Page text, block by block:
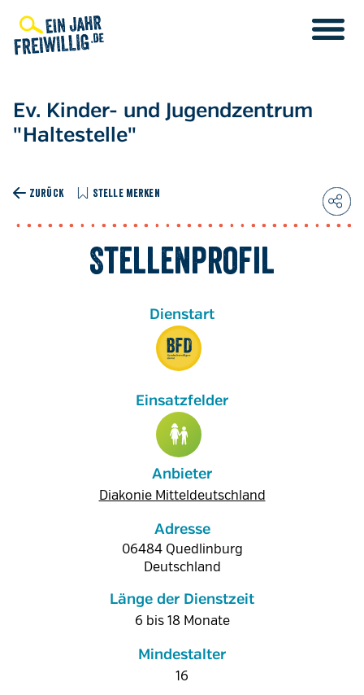
zum
Inhalt
Ev. Kinder- und Jugendzentrum
"Haltestelle"
ZURÜCK STELLE MERKEN
Stellenprofil
Anbieter
Diakonie Mitteldeutschland
Adresse
06484 Quedlinburg
Deutschland
Länge der Dienstzeit
6 bis 18 Monate
Mindestalter
16